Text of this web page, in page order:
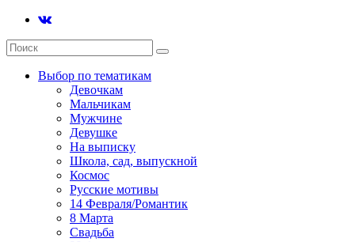
Выбор по тематикам
Девочкам
Мальчикам
Мужчине
Девушке
На выписку
Школа, сад, выпускной
Космос
Русские мотивы
14 Февраля/Романтик
8 Марта
Свадьба